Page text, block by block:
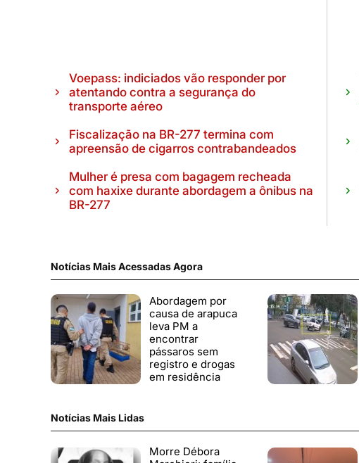
Voepass: indiciados vão responder por
atentando contra a segurança do
transporte aéreo
Fiscalização na BR-277 termina com
apreensão de cigarros contrabandeados
Mulher é presa com bagagem recheada
com haxixe durante abordagem a ônibus na
BR-277
Notícias Mais Acessadas Agora
Abordagem por
causa de arapuca
leva PM a
encontrar
pássaros sem
registro e drogas
em residência
Notícias Mais Lidas
Morre Débora